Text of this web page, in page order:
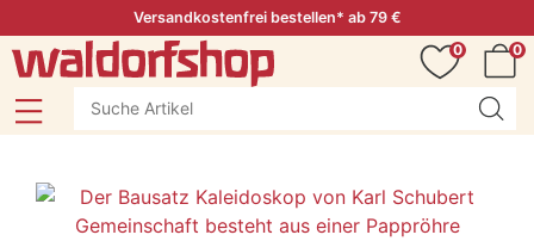
Versandkostenfrei bestellen* ab 79 €
0
0